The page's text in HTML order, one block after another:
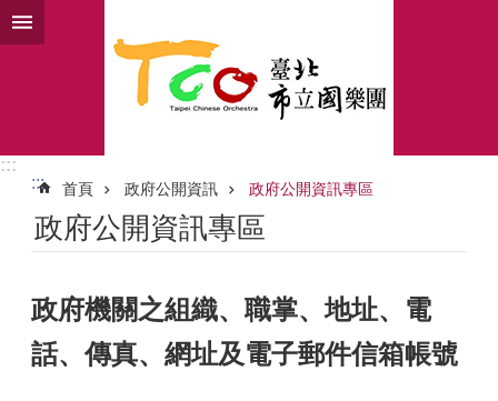
跳到主要內容區塊
:::
:::
首頁 政府公開資訊 政府公開資訊專區
政府公開資訊專區
政府機關之組織、職掌、地址、電
話、傳真、網址及電子郵件信箱帳號